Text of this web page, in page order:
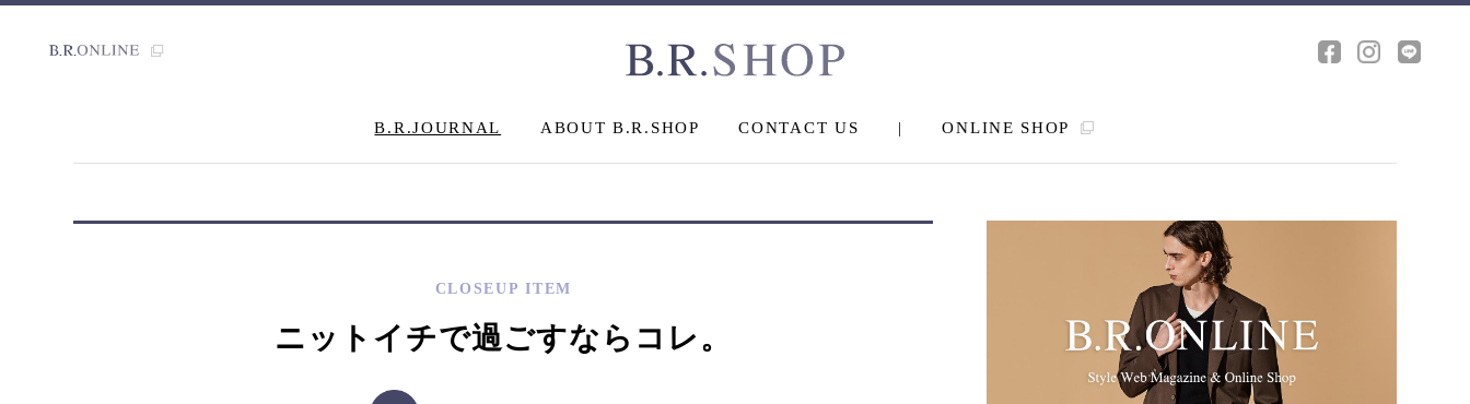
B.R.JOURNAL ABOUT B.R.SHOP CONTACT US | ONLINE SHOP
CLOSEUP ITEM
ニットイチで過ごすならコレ。